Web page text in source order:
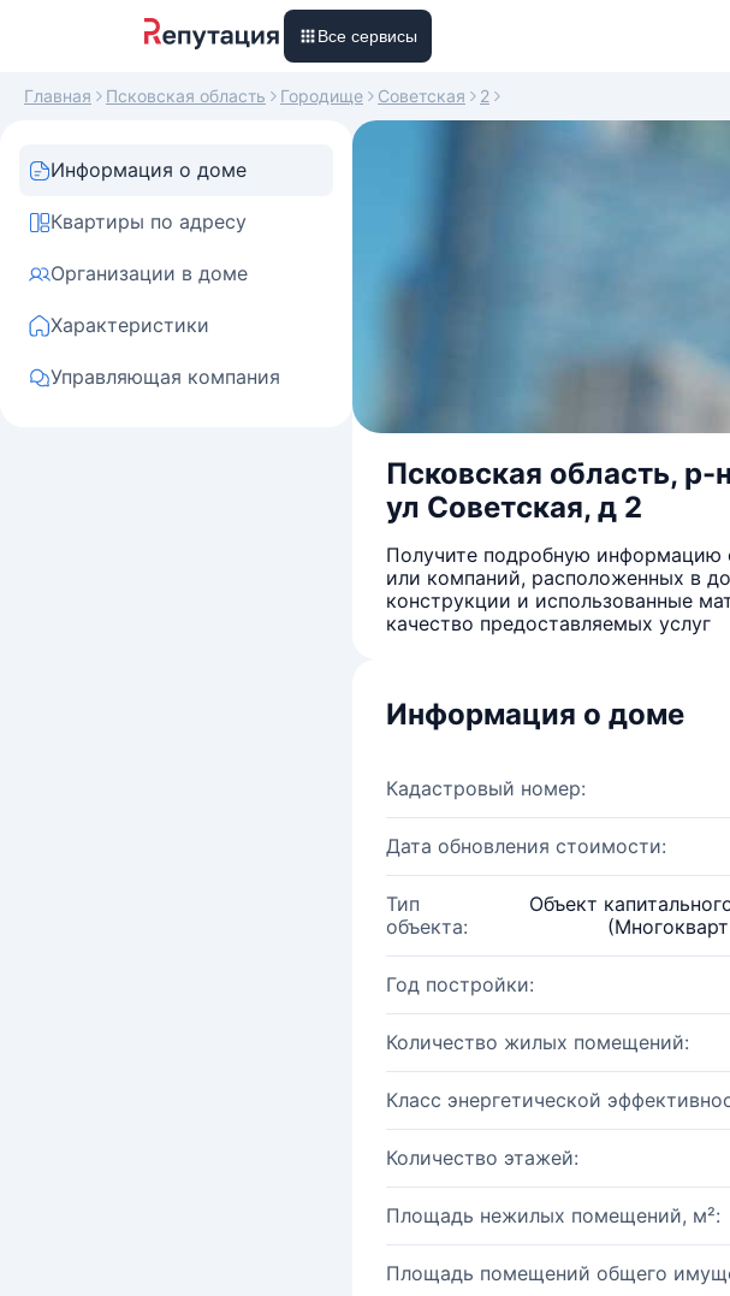
Все сервисы
Главная Псковская область Городище Советская 2
Информация о доме
Квартиры по адресу
Организации в доме
Характеристики
Управляющая компания
Псковская область,
ул Советская, д 2
Получите подробную информацию
или компаний, расположенных в
конструкции и использованные
качество предоставляемых услуг
Информация о доме
Кадастровый номер:
Дата обновления стоимости:
Тип
объекта:
Объект
Год постройки:
Количество жилых помещений:
Класс энергетической
Количество этажей:
Площадь нежилых помещений, м²:
Площадь помещений общего